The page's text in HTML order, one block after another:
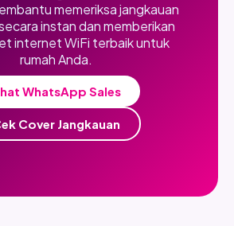
memeriksa jangkauan
instan dan memberikan
internet WiFi terbaik untuk
rumah Anda.
WhatsApp Sales
Cover Jangkauan